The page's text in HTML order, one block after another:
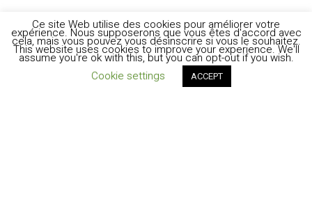
Ce site Web utilise des cookies pour améliorer votre
expérience. Nous supposerons que vous êtes d'accord avec
cela, mais vous pouvez vous désinscrire si vous le souhaitez.
This website uses cookies to improve your experience. We'll
assume you're ok with this, but you can opt-out if you wish.
Cookie settings
ACCEPT